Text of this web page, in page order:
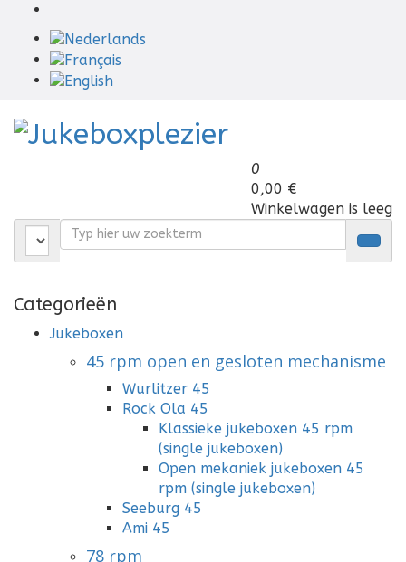
0
0,00 €
Winkelwagen is leeg
Categorieën
Jukeboxen
45 rpm open en gesloten mechanisme
Wurlitzer 45
Rock Ola 45
Klassieke jukeboxen 45 rpm
(single jukeboxen)
Open mekaniek jukeboxen 45
rpm (single jukeboxen)
Seeburg 45
Ami 45
78 rpm